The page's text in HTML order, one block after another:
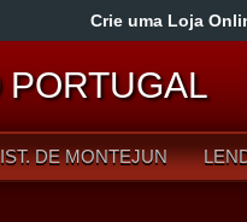
PORTUGAL
DE MONTEJUNTO
Crie uma Loja